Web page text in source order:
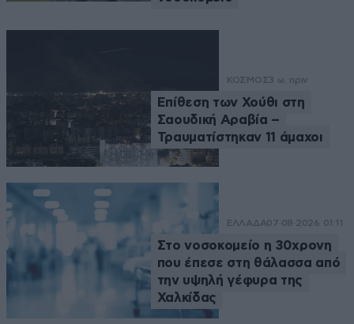
ΚΟΣΜΟΣ3 ω. πριν
Επίθεση των Χούθι στη
Σαουδική Αραβία –
Τραυματίστηκαν 11 άμαχοι
ΕΛΛΑΔΑ07·08·2026 01:11
Στο νοσοκομείο η 30χρονη
που έπεσε στη θάλασσα από
την υψηλή γέφυρα της
Χαλκίδας